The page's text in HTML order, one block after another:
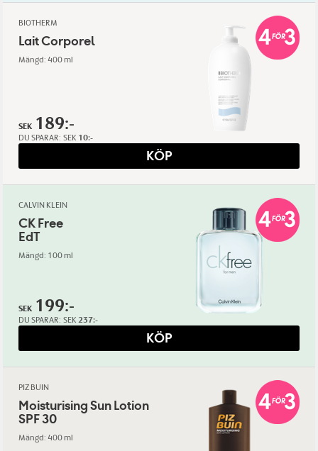
BIOTHERM
Lait Corporel
Mängd: 400 ml
SEK 189:-
DU SPARAR: SEK 10:-
KÖP
CALVIN KLEIN
CK Free
EdT
Mängd: 100 ml
SEK 199:-
DU SPARAR: SEK 237:-
KÖP
PIZ BUIN
Moisturising Sun Lotion
SPF 30
Mängd: 400 ml